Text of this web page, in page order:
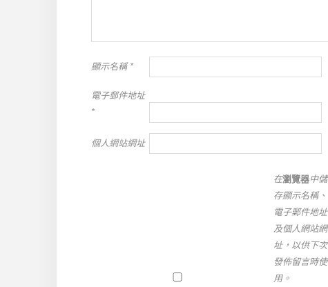
顯示名稱 *
電子郵件地址
*
個人網站網址
在瀏覽器中儲
存顯示名稱、
電子郵件地址
及個人網站網
址，以供下次
發佈留言時使
用。